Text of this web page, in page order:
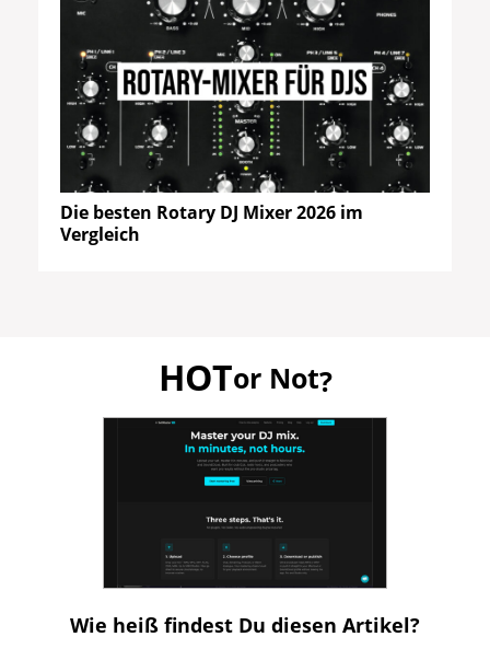
Die besten Rotary DJ Mixer 2026 im
Vergleich
HOTor Not?
Wie heiß findest Du diesen Artikel?